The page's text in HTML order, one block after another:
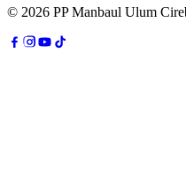
© 2026 PP Manbaul Ulum